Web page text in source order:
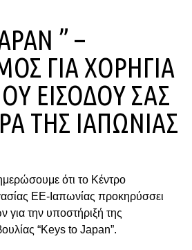
” –
ΓΙΑ ΧΟΡΗΓΙΑ
ΕΙΣΟΔΟΥ ΣΑΣ
ΤΗΣ ΙΑΠΩΝΙΑΣ
ότι το Κέντρο
ΕΕ-Ιαπωνίας προκηρύσσει
για την υποστήριξή της
“Keys to Japan”.